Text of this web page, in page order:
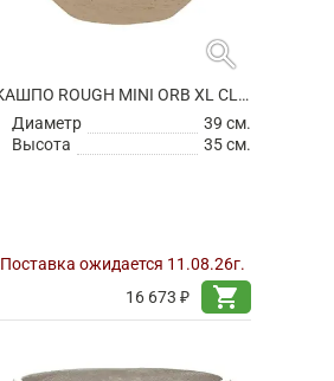
search
КАШПО ROUGH MINI ORB XL CLAY WASHED
Диаметр
39 см.
Высота
35 см.
Поставка ожидается 11.08.26г.
16 673 ₽
shopping_cart